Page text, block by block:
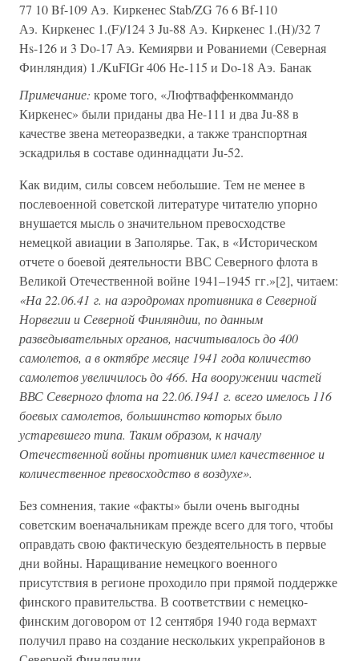
77 10 Bf-109 Аэ. Киркенес Stab/ZG 76 6 Bf-110
Аэ. Киркенес 1.(F)/124 3 Ju-88 Аэ. Киркенес 1.(H)/32 7
Hs-126 и 3 Do-17 Аэ. Кемиярви и Рованиеми (Северная
Финляндия) 1./KuFIGr 406 He-115 и Do-18 Аэ. Банак
Примечание: кроме того, «Люфтваффенкоммандо
Киркенес» были приданы два Не-111 и два Ju-88 в
качестве звена метеоразведки, а также транспортная
эскадрилья в составе одиннадцати Ju-52.
Как видим, силы совсем небольшие. Тем не менее в
послевоенной советской литературе читателю упорно
внушается мысль о значительном превосходстве
немецкой авиации в Заполярье. Так, в «Историческом
отчете о боевой деятельности ВВС Северного флота в
Великой Отечественной войне 1941–1945 гг.»[2], читаем:
«На 22.06.41 г. на аэродромах противника в Северной
Норвегии и Северной Финляндии, по данным
разведывательных органов, насчитывалось до 400
самолетов, а в октябре месяце 1941 года количество
самолетов увеличилось до 466. На вооружении частей
ВВС Северного флота на 22.06.1941 г. всего имелось 116
боевых самолетов, большинство которых было
устаревшего типа. Таким образом, к началу
Отечественной войны противник имел качественное и
количественное превосходство в воздухе».
Без сомнения, такие «факты» были очень выгодны
советским военачальникам прежде всего для того, чтобы
оправдать свою фактическую бездеятельность в первые
дни войны. Наращивание немецкого военного
присутствия в регионе проходило при прямой поддержке
финского правительства. В соответствии с немецко-
финским договором от 12 сентября 1940 года вермахт
получил право на создание нескольких укрепрайонов в